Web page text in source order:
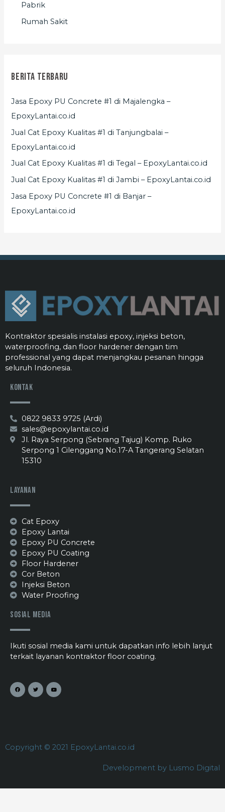
Pabrik
Rumah Sakit
Berita Terbaru
Jasa Epoxy PU Concrete #1 di Majalengka –
EpoxyLantai.co.id
Jual Cat Epoxy Kualitas #1 di Tanjungbalai –
EpoxyLantai.co.id
Jual Cat Epoxy Kualitas #1 di Tegal – EpoxyLantai.co.id
Jual Cat Epoxy Kualitas #1 di Jambi – EpoxyLantai.co.id
Jasa Epoxy PU Concrete #1 di Banjar –
EpoxyLantai.co.id
Kontraktor spesialis instalasi epoxy, injeksi beton,
waterproofing, dan floor hardener dengan tim
professional yang dapat menjangkau pesanan hingga
seluruh Indonesia.
Kontak
0822 9833 9725 (Ardi)
sales@epoxylantai.co.id
Jl. Raya Serpong (Sebrang Tajug) Komp. Ruko
Serpong 1 Cilenggang No.17-A Tangerang Selatan
15310
Layanan
Cat Epoxy
Epoxy Lantai
Epoxy PU Concrete
Epoxy PU Coating
Floor Hardener
Cor Beton
Injeksi Beton
Water Proofing
Sosial Media
Ikuti sosial media kami untuk dapatkan info lebih lanjut
terkait layanan kontraktor floor coating.
Copyright © 2021 EpoxyLantai.co.id
Development by Lusmo Digital